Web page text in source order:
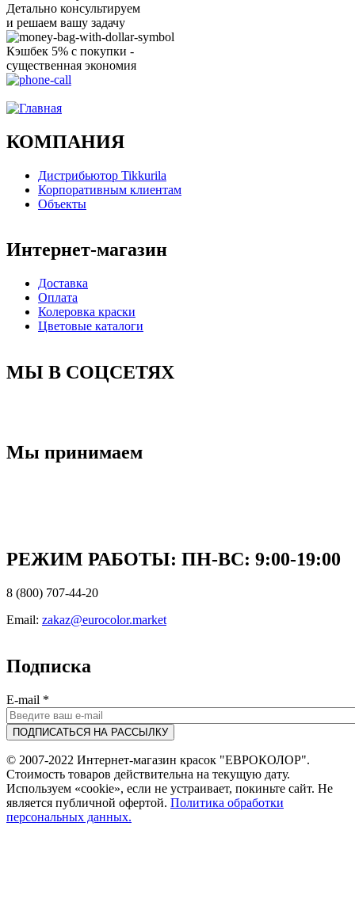
Детально консультируем
и решаем вашу задачу
Кэшбек 5% с покупки -
существенная экономия
КОМПАНИЯ
Дистрибьютор Tikkurila
Корпоративным клиентам
Объекты
Интернет-магазин
Доставка
Оплата
Колеровка краски
Цветовые каталоги
МЫ В СОЦСЕТЯХ
Мы принимаем
РЕЖИМ РАБОТЫ: ПН-ВC: 9:00-19:00
8 (800) 707-44-20
Email: zakaz@eurocolor.market
Подписка
E-mail *
© 2007-2022 Интернет-магазин красок "ЕВРОКОЛОР".
Стоимость товаров действительна на текущую дату.
Используем «cookie», если не устраивает, покиньте сайт. Не
является публичной офертой. Политика обработки
персональных данных.